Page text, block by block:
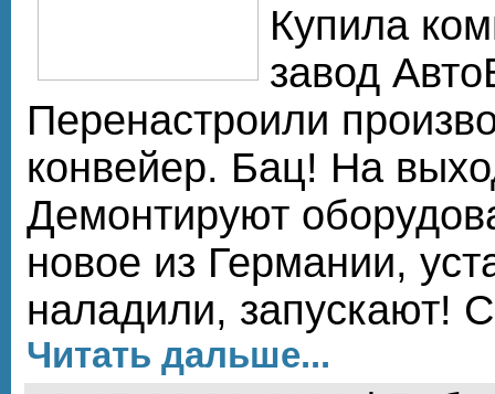
Купила
завод
Перенастроили
конвейер. Бац! На
Демонтируют
новое из Германии,
наладили, запускают!
Читать дальше...